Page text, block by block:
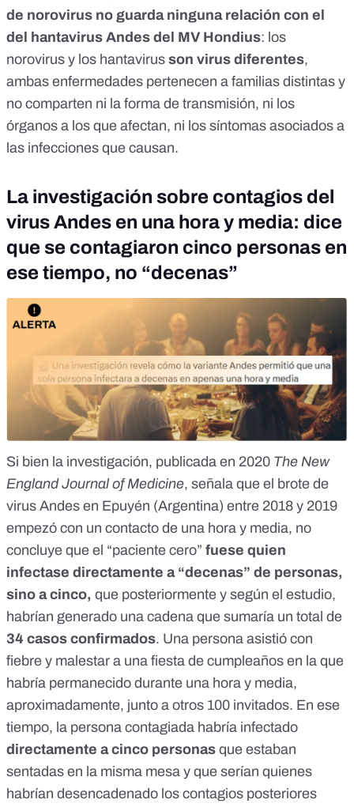
de norovirus no guarda ninguna relación con el
del hantavirus Andes del MV Hondius: los
norovirus y los hantavirus son virus diferentes,
ambas enfermedades pertenecen a familias distintas y
no comparten ni la forma de transmisión, ni los
órganos a los que afectan, ni los síntomas asociados a
las infecciones que causan.
La investigación sobre contagios del
virus Andes en una hora y media: dice
que se contagiaron cinco personas en
ese tiempo, no “decenas”
Si bien la investigación, publicada en 2020 The New
England Journal of Medicine, señala que el brote de
virus Andes en Epuyén (Argentina) entre 2018 y 2019
empezó con un contacto de una hora y media, no
concluye que el “paciente cero” fuese quien
infectase directamente a “decenas” de personas,
sino a cinco, que posteriormente y según el estudio,
habrían generado una cadena que sumaría un total de
34 casos confirmados. Una persona asistió con
fiebre y malestar a una fiesta de cumpleaños en la que
habría permanecido durante una hora y media,
aproximadamente, junto a otros 100 invitados. En ese
tiempo, la persona contagiada habría infectado
directamente a cinco personas que estaban
sentadas en la misma mesa y que serían quienes
habrían desencadenado los contagios posteriores